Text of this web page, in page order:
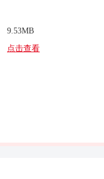
9.53MB
点击查看